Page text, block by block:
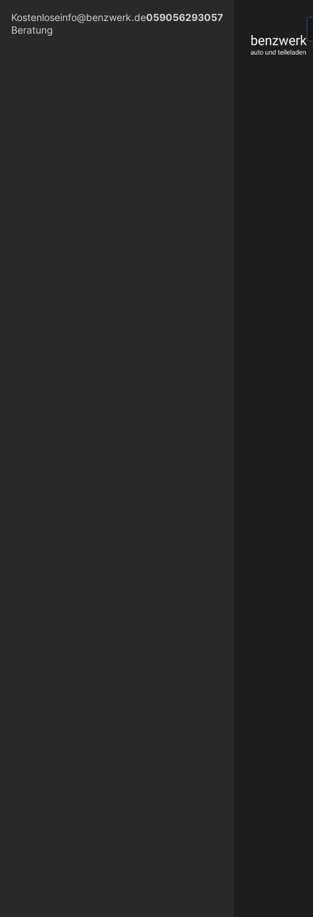
Kostenlose
Beratung
info@benzwerk.de059056293057